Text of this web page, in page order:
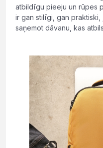
atbildīgu pieeju un rūpes
ir gan stilīgi, gan praktiski,
saņemot dāvanu, kas